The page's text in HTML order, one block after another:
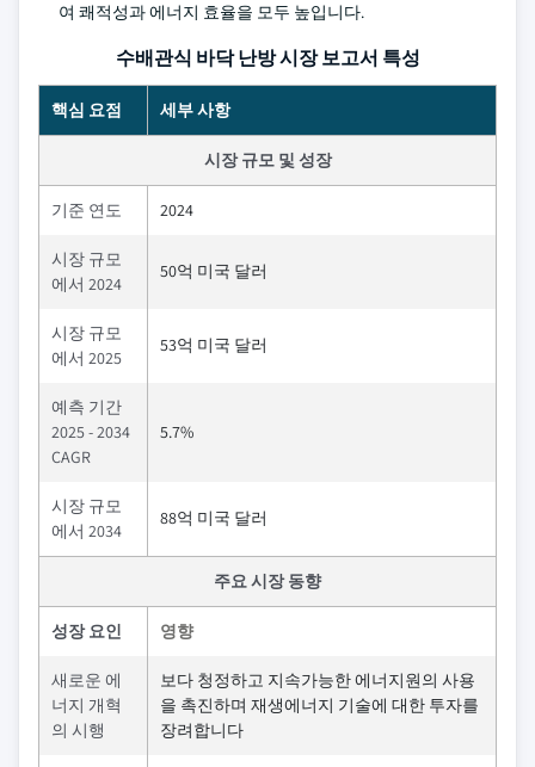
여 쾌적성과 에너지 효율을 모두 높입니다.
수배관식 바닥 난방 시장 보고서 특성
핵심 요점 세부 사항
시장 규모 및 성장
기준 연도 2024
시장 규모
에서 2024
50억 미국 달러
시장 규모
에서 2025
53억 미국 달러
예측 기간
2025 - 2034
CAGR
5.7%
시장 규모
에서 2034
88억 미국 달러
주요 시장 동향
성장 요인 영향
새로운 에
너지 개혁
의 시행
보다 청정하고 지속가능한 에너지원의 사용
을 촉진하며 재생에너지 기술에 대한 투자를
장려합니다